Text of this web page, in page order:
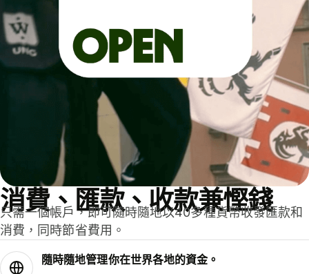
消費、匯款、收款兼慳錢
只需一個帳戶，即可隨時隨地以40多種貨幣收發匯款和
消費，同時節省費用。
隨時隨地管理你在世界各地的資金。